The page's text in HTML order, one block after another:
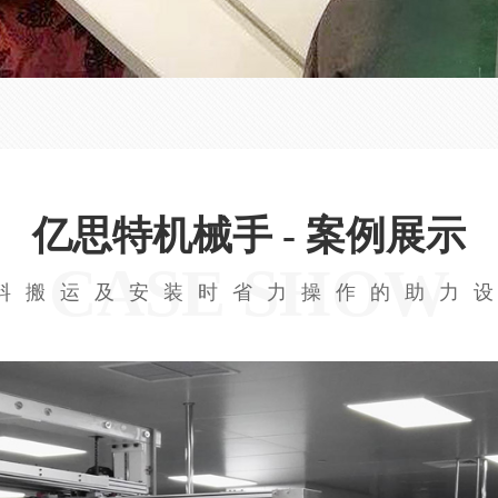
亿思特机械手 - 案例展示
搬运及安装时省力操作的助力
CASE SHOW